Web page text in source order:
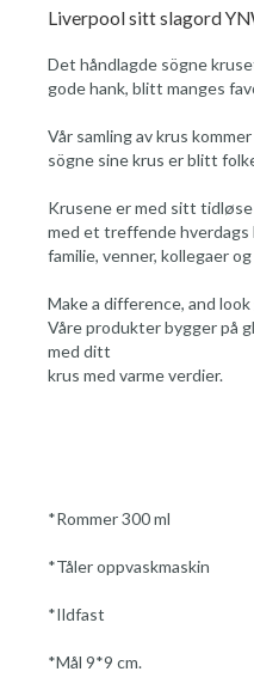
Liverpool sitt slagord
Det håndlagde sögne
gode hank, blitt manges
Vår samling av krus
sögne sine krus er blitt
Krusene er med sitt
med et treffende hverdags
familie, venner, kollegaer
Make a difference, and
Våre produkter bygger på
med ditt
krus med varme verdier.
*Rommer 300 ml
*Tåler oppvaskmaskin
*Ildfast
*Mål 9*9 cm.